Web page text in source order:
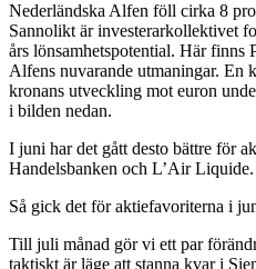
Nederländska Alfen föll cirka 8
Sannolikt är investerarkollektivet
års lönsamhetspotential. Här finns
Alfens nuvarande utmaningar. En
kronans utveckling mot euron
i bilden nedan.
I juni har det gått desto bättre för
Handelsbanken och L’Air Liquide.
Så gick det för aktiefavoriterna i
Till juli månad gör vi ett par
taktiskt är läge att stanna kvar i